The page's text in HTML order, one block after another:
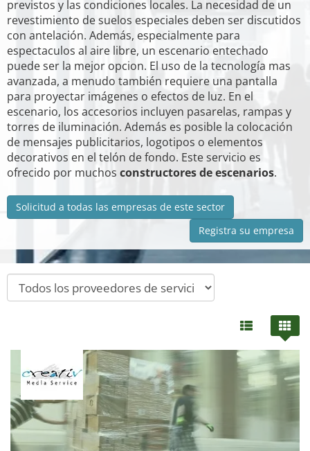
previstos y las condiciones locales. La necesidad de un
revestimiento de suelos especiales deben ser discutidos
con antelación. Además, especialmente para
espectaculos al aire libre, un escenario entechado
puede ser la mejor opcion. El uso de la tecnología mas
avanzada, a menudo también requiere una pantalla
para proyectar imágenes o efectos de luz. En el
escenario, los accesorios incluyen pasarelas, rampas y
torres de iluminación. Además es posible la colocación
de mensajes publicitarios, logotipos o elementos
decorativos en el telón de fondo. Este servicio es
ofrecido por muchos constructores de escenarios.
Solicitud a todas las empresas de este sector
Registra su empresa